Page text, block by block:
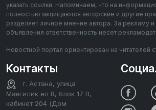
указать ссылки. Напоминаем, что на
полностью защищаются авторские и другие
разделяет личное мнение автора. За рекламу и
объявления ответственность несет
Новостной портал ориентирован на читателей
Контакты
г. Астана, улица
Мангилик ел 8, блок 17 В,
кабинет 204 (Дом